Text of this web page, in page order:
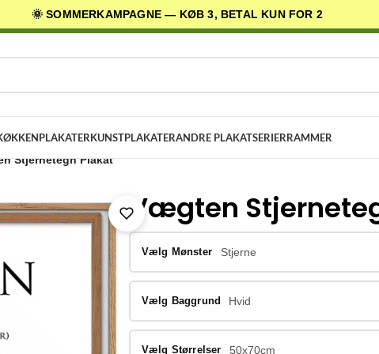
🌞 SOMMERKAMPAGNE — KØB 3, BETAL KUN FOR 2
LEVERING ✓ 30 DAGES RETURRET ★ 4,5/5 PÅ TRUSTPILOT
KUNSTPLAKATERANDRE PLAKATSERIERRAMMER
Stjernetegn Plakat
Vægten
Vælg Mønster Stjerne
Vælg Baggrund Hvid
Vælg Størrelser 50x70cm